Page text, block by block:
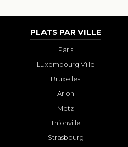
PLATS PAR VILLE
Paris
Luxembourg Ville
Bruxelles
Arlon
Metz
Thionville
Strasbourg